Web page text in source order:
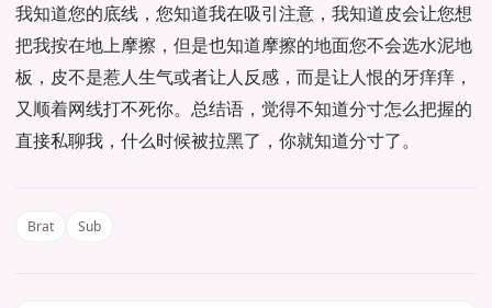
我知道您的底线，您知道我在吸引注意，我知道皮会让您想
把我按在地上摩擦，但是也知道摩擦的地面您不会选水泥地
板，皮不是惹人生气或者让人反感，而是让人恨的牙痒痒，
又顺着网线打不死你。总结语，觉得不知道分寸怎么把握的
直接私聊我，什么时候被拉黑了，你就知道分寸了。
Brat Sub